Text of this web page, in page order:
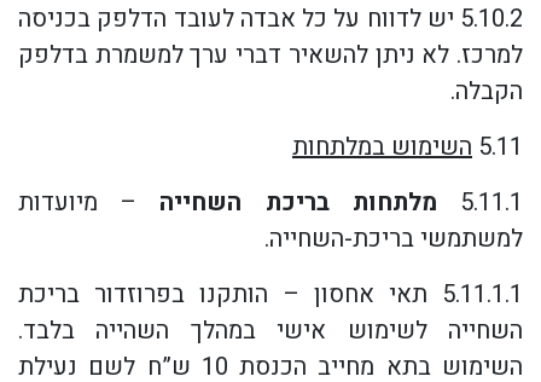
5.10.2 יש לדווח על כל אבדה לעובד הדלפק בכניסה
למרכז. לא ניתן להשאיר דברי ערך למשמרת בדלפק
הקבלה.
5.11 השימוש במלתחות
5.11.1
מלתחות בריכת השחייה – מיועדות
למשתמשי בריכת-השחייה.
5.11.1.1 תאי אחסון – הותקנו בפרוזדור בריכת
השחייה לשימוש אישי במהלך השהייה בלבד.
השימוש בתא מחייב הכנסת 10 ש”ח לשם נעילת